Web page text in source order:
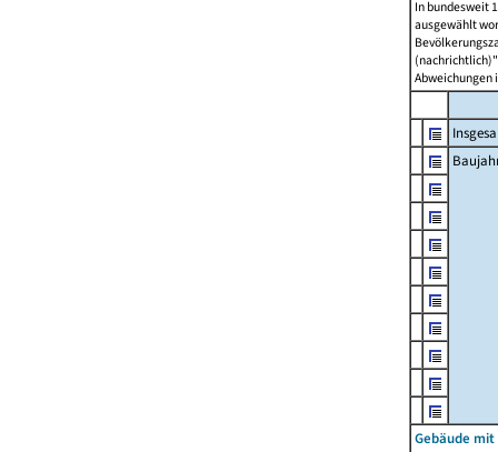
In bundesweit
ausgewählt
Abweichungen
Gebäude mit